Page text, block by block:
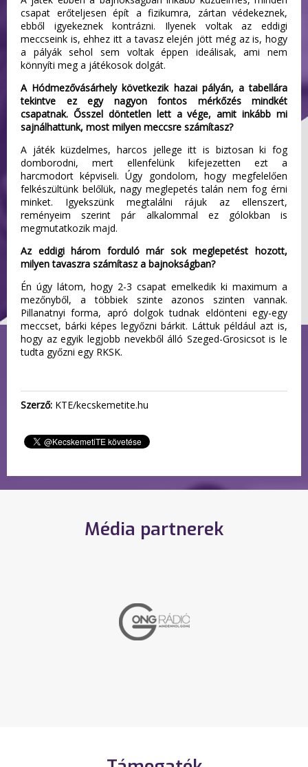
csapat erőteljesen épít a fizikumra, zártan védekeznek,
ebből igyekeznek kontrázni. Ilyenek voltak az eddigi
meccseink is, ehhez itt a tavasz elején jött még az is, hogy
a pályák sehol sem voltak éppen ideálisak, ami nem
könnyíti meg a játékosok dolgát.
A Hódmezővásárhely következik hazai pályán, a tabellára
tekintve ez egy nagyon fontos mérkőzés mindkét
csapatnak. Ősszel döntetlen lett a vége, amit inkább mi
sajnálhattunk, most milyen meccsre számítasz?
A játék küzdelmes, harcos jellege itt is biztosan ki fog
domborodni, mert ellenfelünk kifejezetten ezt a
harcmodort képviseli. Úgy gondolom, hogy megfelelően
felkészültünk belőlük, nagy meglepetés talán nem fog érni
minket. Igyekszünk megtalálni rájuk az ellenszert,
reményeim szerint pár alkalommal ez gólokban is
megmutatkozik majd.
Az eddigi három forduló már sok meglepetést hozott,
milyen tavaszra számítasz a bajnokságban?
Én úgy látom, hogy 2-3 csapat emelkedik ki maximum a
mezőnyből, a többiek szinte azonos szinten vannak.
Pillanatnyi forma, apró dolgok tudnak eldönteni egy-egy
meccset, bárki képes legyőzni bárkit. Láttuk például azt is,
hogy az egyik legjobb nevekből álló Szeged-Grosicsot is le
tudta győzni egy RKSK.
Szerző: KTE/kecskemetite.hu
Média partnerek